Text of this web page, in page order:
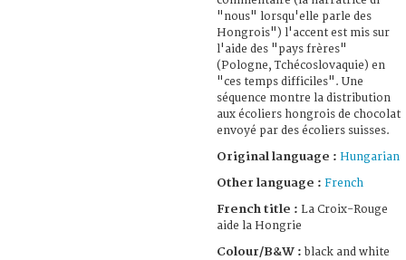
"nous" lorsqu'elle parle des
Hongrois") l'accent est mis sur
l'aide des "pays frères"
(Pologne, Tchécoslovaquie) en
"ces temps difficiles". Une
séquence montre la distribution
aux écoliers hongrois de chocolat
envoyé par des écoliers suisses.
Original language : Hungarian
Other language : French
French title : La Croix-Rouge
aide la Hongrie
Colour/B&W : black and white